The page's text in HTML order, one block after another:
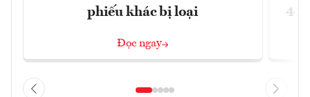
phiếu khác bị loại
Đọc ngay